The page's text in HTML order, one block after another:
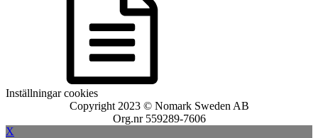
Inställningar cookies
Copyright 2023 © Nomark Sweden AB
Org.nr 559289-7606
X